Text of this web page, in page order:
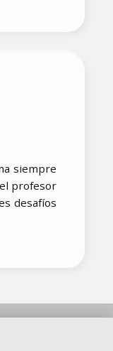
siempre
profesor
desafíos